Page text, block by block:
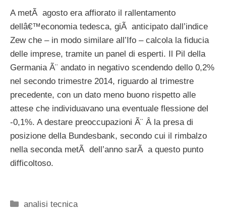
A metÃ agosto era affiorato il rallentamento
dellâ€™economia tedesca, giÃ anticipato dall’indice
Zew che – in modo similare all’Ifo – calcola la fiducia
delle imprese, tramite un panel di esperti. Il Pil della
Germania Ã¨ andato in negativo scendendo dello 0,2%
nel secondo trimestre 2014, riguardo al trimestre
precedente, con un dato meno buono rispetto alle
attese che individuavano una eventuale flessione del
-0,1%. A destare preoccupazioni Ã¨ Â la presa di
posizione della Bundesbank, secondo cui il rimbalzo
nella seconda metÃ dell’anno sarÃ a questo punto
difficoltoso.
Categorie
analisi tecnica